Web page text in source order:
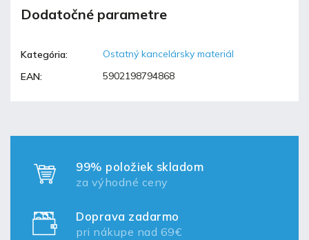
Dodatočné parametre
Kategória:
Ostatný kancelársky materiál
EAN: 5902198794868
99% položiek skladom
za výhodné ceny
Doprava zadarmo
pri nákupe nad 69€